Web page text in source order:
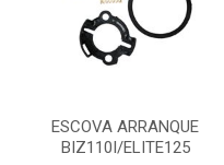
ESCOVA ARRANQUE
BIZ110I/ELITE125